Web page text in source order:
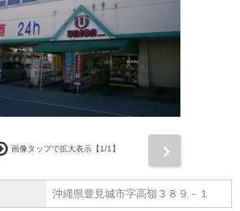
画像タップで拡大表示【1/1】
沖縄県豊見城市字高嶺３８９－１